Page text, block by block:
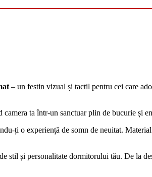
– un festin vizual și tactil pentru cei care
ta într-un sanctuar plin de bucurie și
ți o experiență de somn de neuitat.
stil și personalitate dormitorului tău. De la